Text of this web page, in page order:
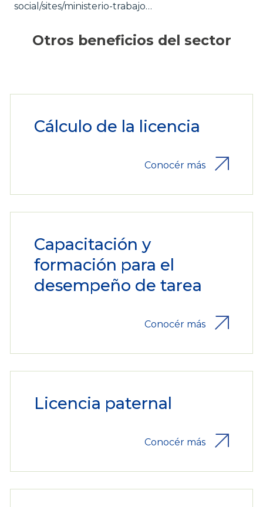
social/sites/ministerio-trabajo…
Otros beneficios del sector
Cálculo de la licencia
Conocér más
Capacitación y
formación para el
desempeño de tarea
Conocér más
Licencia paternal
Conocér más